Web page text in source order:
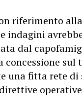
riferimento
indagini
dal
concessione
una fitta rete di